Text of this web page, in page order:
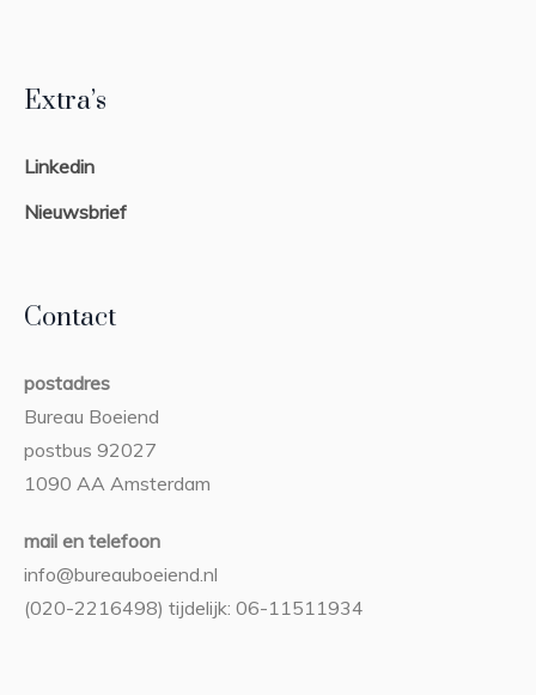
Extra’s
Linkedin
Nieuwsbrief
Contact
postadres
Bureau Boeiend
postbus 92027
1090 AA Amsterdam
mail en telefoon
info@bureauboeiend.nl
(020-2216498) tijdelijk: 06-11511934